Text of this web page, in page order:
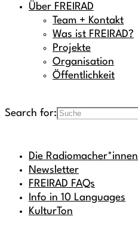
Über FREIRAD
Team + Kontakt
Was ist FREIRAD?
Projekte
Organisation
Öffentlichkeit
Search for:
Die Radiomacher*innen
Newsletter
FREIRAD FAQs
Info in 10 Languages
KulturTon